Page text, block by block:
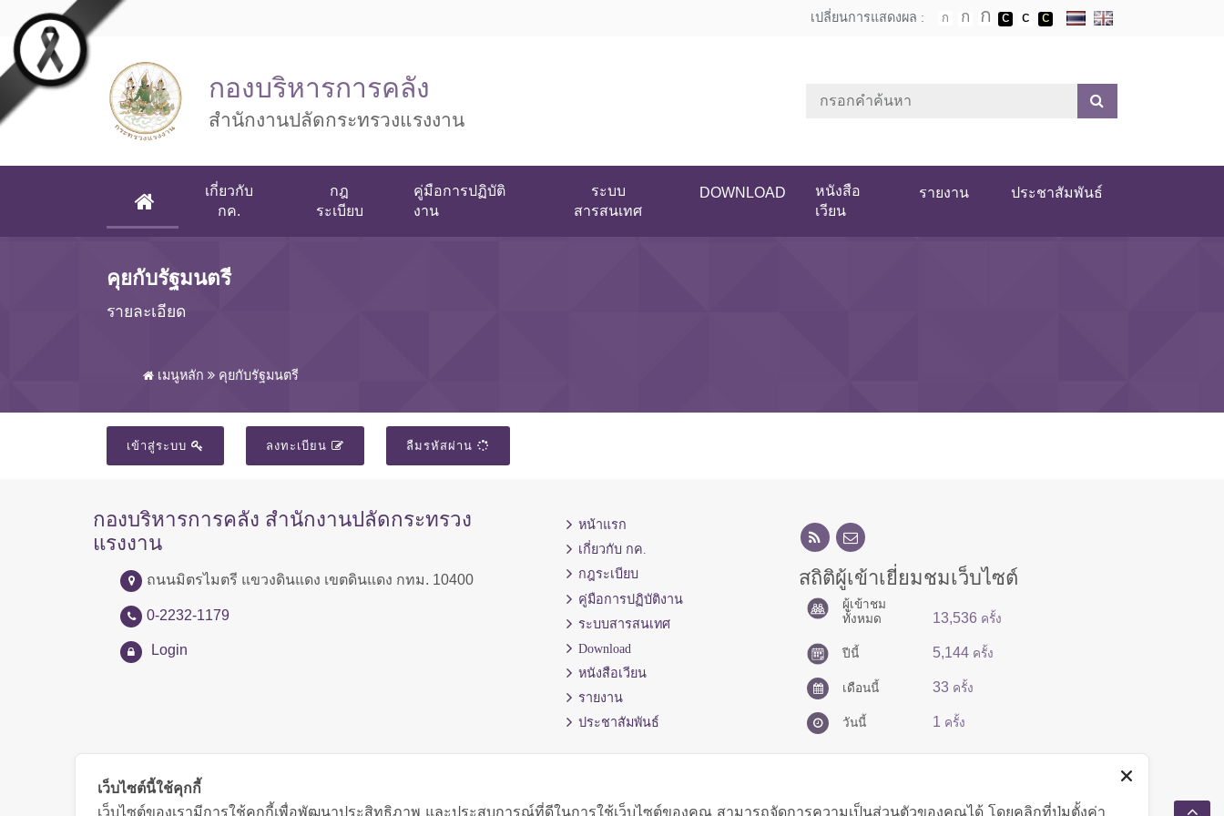
Skip to main content
เปลี่ยนการแสดงผล :
กองบริหารการคลัง
สำนักงานปลัดกระทรวงแรงงาน
(CURRENT)
เกี่ยวกับ
กค.
กฎ
ระเบียบ
คู่มือการปฏิบัติ
งาน
ระบบ
สารสนเทศ
DOWNLOAD
หนังสือ
เวียน
รายงาน ประชาสัมพันธ์
คุยกับรัฐมนตรี
รายละเอียด
เมนูหลัก คุยกับรัฐมนตรี
เข้าสู่ระบบ ลงทะเบียน ลืมรหัสผ่าน
กองบริหารการคลัง สำนักงานปลัดกระทรวง
แรงงาน
ถนนมิตรไมตรี แขวงดินแดง เขตดินแดง กทม. 10400
0-2232-1179
Login
หน้าแรก
เกี่ยวกับ กค.
กฎระเบียบ
คู่มือการปฏิบัติงาน
ระบบสารสนเทศ
Download
หนังสือเวียน
รายงาน
ประชาสัมพันธ์
สถิติผู้เข้าเยี่ยมชมเว็บไซต์
ผู้เข้าชม
ทั้งหมด
13,536 ครั้ง
ปีนี้ 5,144 ครั้ง
เดือนนี้ 33 ครั้ง
วันนี้ 1 ครั้ง
เว็บไซต์นี้ใช้คุกกี้
เว็บไซต์ของเรามีการใช้คุกกี้เพื่อพัฒนาประสิทธิภาพ และประสบการณ์ที่ดีในการใช้เว็บไซต์ของคุณ สามารถจัดการความเป็นส่วนตัวของคุณได้ โดยคลิกที่ปุ่มตั้งค่า